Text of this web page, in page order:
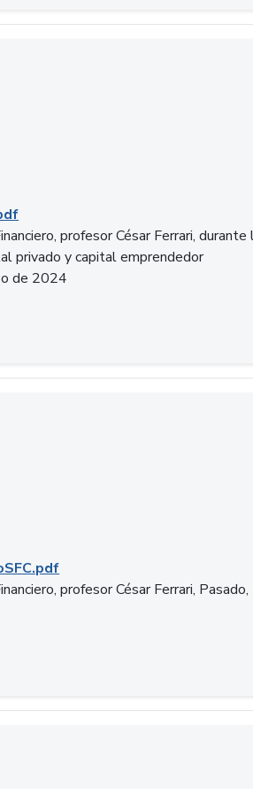
profesor César Ferrari, durante
privado y capital emprendedor
de 2024
profesor César Ferrari, Pasado,